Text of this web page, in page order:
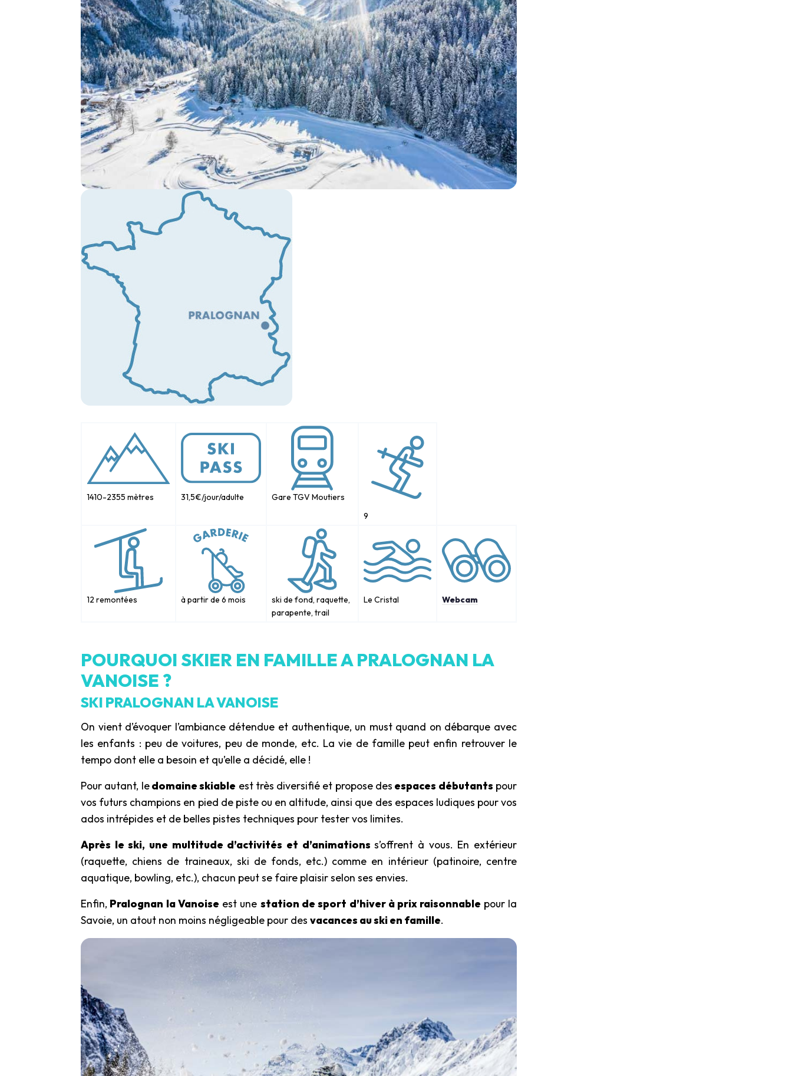
1410-2355 mètres 31,5€/jour/adulte
Gare TGV Moutiers
9
12 remontées à partir de 6 mois
ski de fond, raquette,
parapente, trail
Le Cristal Webcam
POURQUOI SKIER EN FAMILLE A PRALOGNAN LA
VANOISE ?
SKI PRALOGNAN LA VANOISE
On vient d’évoquer l’ambiance détendue et authentique, un must quand on débarque avec
les enfants : peu de voitures, peu de monde, etc. La vie de famille peut enfin retrouver le
tempo dont elle a besoin et qu’elle a décidé, elle !
Pour autant, ledomaine skiable est très diversifié et propose des espaces débutants pour
vos futurs champions en pied de piste ou en altitude, ainsi que des espaces ludiques pour vos
ados intrépides et de belles pistes techniques pour tester vos limites.
Après le ski, une multitude d’activités et d’animationss’offrent à vous. En extérieur
(raquette, chiens de traineaux, ski de fonds, etc.) comme en intérieur (patinoire, centre
aquatique, bowling, etc.), chacun peut se faire plaisir selon ses envies.
Enfin, Pralognan la Vanoise est une station de sport d’hiver à prix raisonnable pour la
Savoie, un atout non moins négligeable pour des vacances au ski en famille.